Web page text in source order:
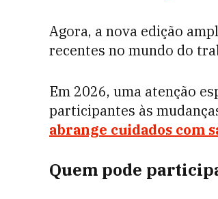
Agora, a nova edição
recentes no mundo do
Em 2026, uma atenção
participantes às
abrange cuidados com
Quem pode